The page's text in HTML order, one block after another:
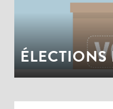
LA VILLE
ÉLECTIONS